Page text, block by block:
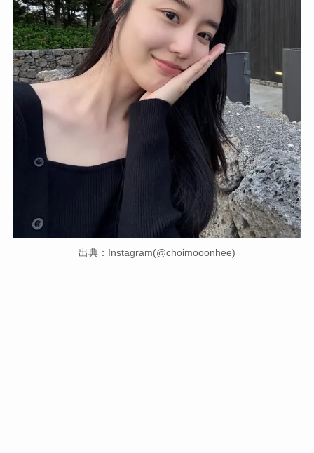
出典：Instagram(@choimooonhee)